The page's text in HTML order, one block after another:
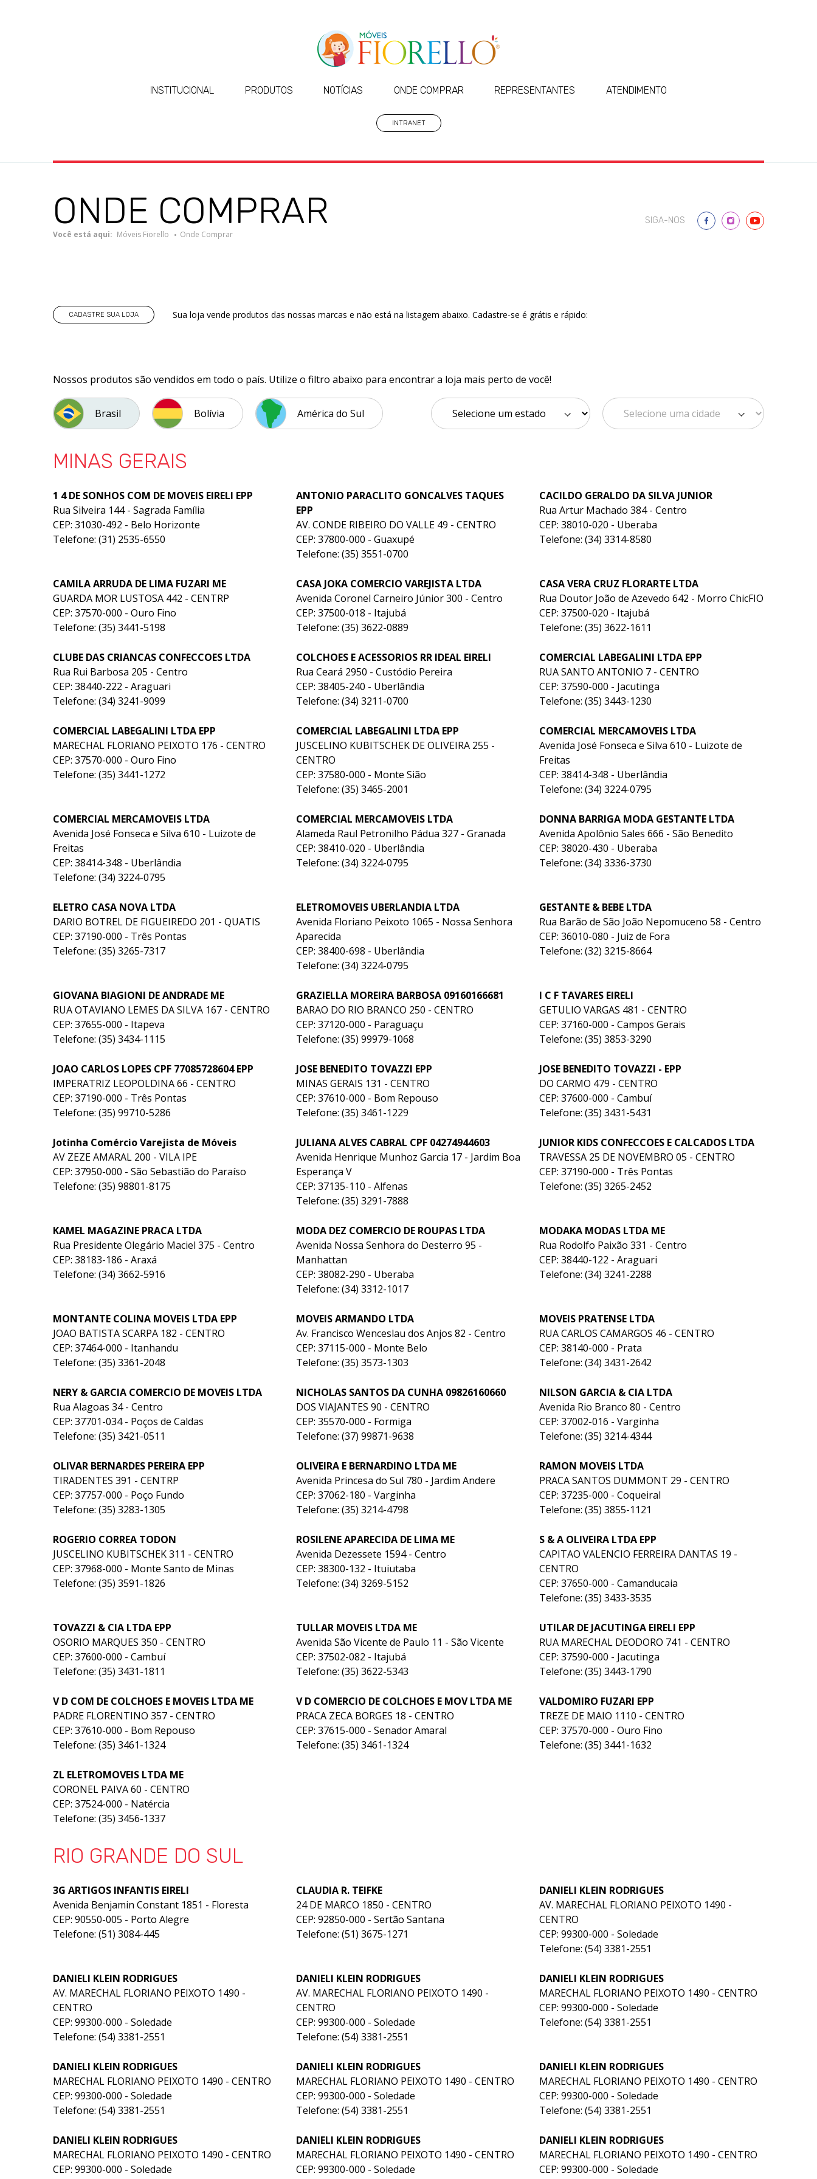
INSTITUCIONAL PRODUTOS NOTÍCIAS ONDE COMPRAR REPRESENTANTES ATENDIMENTO
INTRANET
ONDE COMPRAR
SIGA-NOS
Você está aqui: Móveis Fiorello Onde Comprar
CADASTRE SUA LOJA Sua loja vende produtos das nossas marcas e não está na listagem abaixo. Cadastre-se é grátis e rápido:
Nossos produtos são vendidos em todo o país. Utilize o filtro abaixo para encontrar a loja mais perto de você!
Brasil Bolívia América do Sul
MINAS GERAIS
1 4 DE SONHOS COM DE MOVEIS EIRELI EPP
Rua Silveira 144 - Sagrada Família
CEP: 31030-492 - Belo Horizonte
Telefone: (31) 2535-6550
ANTONIO PARACLITO GONCALVES TAQUES
EPP
AV. CONDE RIBEIRO DO VALLE 49 - CENTRO
CEP: 37800-000 - Guaxupé
Telefone: (35) 3551-0700
CACILDO GERALDO DA SILVA JUNIOR
Rua Artur Machado 384 - Centro
CEP: 38010-020 - Uberaba
Telefone: (34) 3314-8580
CAMILA ARRUDA DE LIMA FUZARI ME
GUARDA MOR LUSTOSA 442 - CENTRP
CEP: 37570-000 - Ouro Fino
Telefone: (35) 3441-5198
CASA JOKA COMERCIO VAREJISTA LTDA
Avenida Coronel Carneiro Júnior 300 - Centro
CEP: 37500-018 - Itajubá
Telefone: (35) 3622-0889
CASA VERA CRUZ FLORARTE LTDA
Rua Doutor João de Azevedo 642 - Morro ChicFIO
CEP: 37500-020 - Itajubá
Telefone: (35) 3622-1611
CLUBE DAS CRIANCAS CONFECCOES LTDA
Rua Rui Barbosa 205 - Centro
CEP: 38440-222 - Araguari
Telefone: (34) 3241-9099
COLCHOES E ACESSORIOS RR IDEAL EIRELI
Rua Ceará 2950 - Custódio Pereira
CEP: 38405-240 - Uberlândia
Telefone: (34) 3211-0700
COMERCIAL LABEGALINI LTDA EPP
RUA SANTO ANTONIO 7 - CENTRO
CEP: 37590-000 - Jacutinga
Telefone: (35) 3443-1230
COMERCIAL LABEGALINI LTDA EPP
MARECHAL FLORIANO PEIXOTO 176 - CENTRO
CEP: 37570-000 - Ouro Fino
Telefone: (35) 3441-1272
COMERCIAL LABEGALINI LTDA EPP
JUSCELINO KUBITSCHEK DE OLIVEIRA 255 -
CENTRO
CEP: 37580-000 - Monte Sião
Telefone: (35) 3465-2001
COMERCIAL MERCAMOVEIS LTDA
Avenida José Fonseca e Silva 610 - Luizote de
Freitas
CEP: 38414-348 - Uberlândia
Telefone: (34) 3224-0795
COMERCIAL MERCAMOVEIS LTDA
Avenida José Fonseca e Silva 610 - Luizote de
Freitas
CEP: 38414-348 - Uberlândia
Telefone: (34) 3224-0795
COMERCIAL MERCAMOVEIS LTDA
Alameda Raul Petronilho Pádua 327 - Granada
CEP: 38410-020 - Uberlândia
Telefone: (34) 3224-0795
DONNA BARRIGA MODA GESTANTE LTDA
Avenida Apolônio Sales 666 - São Benedito
CEP: 38020-430 - Uberaba
Telefone: (34) 3336-3730
ELETRO CASA NOVA LTDA
DARIO BOTREL DE FIGUEIREDO 201 - QUATIS
CEP: 37190-000 - Três Pontas
Telefone: (35) 3265-7317
ELETROMOVEIS UBERLANDIA LTDA
Avenida Floriano Peixoto 1065 - Nossa Senhora
Aparecida
CEP: 38400-698 - Uberlândia
Telefone: (34) 3224-0795
GESTANTE & BEBE LTDA
Rua Barão de São João Nepomuceno 58 - Centro
CEP: 36010-080 - Juiz de Fora
Telefone: (32) 3215-8664
GIOVANA BIAGIONI DE ANDRADE ME
RUA OTAVIANO LEMES DA SILVA 167 - CENTRO
CEP: 37655-000 - Itapeva
Telefone: (35) 3434-1115
GRAZIELLA MOREIRA BARBOSA 09160166681
BARAO DO RIO BRANCO 250 - CENTRO
CEP: 37120-000 - Paraguaçu
Telefone: (35) 99979-1068
I C F TAVARES EIRELI
GETULIO VARGAS 481 - CENTRO
CEP: 37160-000 - Campos Gerais
Telefone: (35) 3853-3290
JOAO CARLOS LOPES CPF 77085728604 EPP
IMPERATRIZ LEOPOLDINA 66 - CENTRO
CEP: 37190-000 - Três Pontas
Telefone: (35) 99710-5286
JOSE BENEDITO TOVAZZI EPP
MINAS GERAIS 131 - CENTRO
CEP: 37610-000 - Bom Repouso
Telefone: (35) 3461-1229
JOSE BENEDITO TOVAZZI - EPP
DO CARMO 479 - CENTRO
CEP: 37600-000 - Cambuí
Telefone: (35) 3431-5431
Jotinha Comércio Varejista de Móveis
AV ZEZE AMARAL 200 - VILA IPE
CEP: 37950-000 - São Sebastião do Paraíso
Telefone: (35) 98801-8175
JULIANA ALVES CABRAL CPF 04274944603
Avenida Henrique Munhoz Garcia 17 - Jardim Boa
Esperança V
CEP: 37135-110 - Alfenas
Telefone: (35) 3291-7888
JUNIOR KIDS CONFECCOES E CALCADOS LTDA
TRAVESSA 25 DE NOVEMBRO 05 - CENTRO
CEP: 37190-000 - Três Pontas
Telefone: (35) 3265-2452
KAMEL MAGAZINE PRACA LTDA
Rua Presidente Olegário Maciel 375 - Centro
CEP: 38183-186 - Araxá
Telefone: (34) 3662-5916
MODA DEZ COMERCIO DE ROUPAS LTDA
Avenida Nossa Senhora do Desterro 95 -
Manhattan
CEP: 38082-290 - Uberaba
Telefone: (34) 3312-1017
MODAKA MODAS LTDA ME
Rua Rodolfo Paixão 331 - Centro
CEP: 38440-122 - Araguari
Telefone: (34) 3241-2288
MONTANTE COLINA MOVEIS LTDA EPP
JOAO BATISTA SCARPA 182 - CENTRO
CEP: 37464-000 - Itanhandu
Telefone: (35) 3361-2048
MOVEIS ARMANDO LTDA
Av. Francisco Wenceslau dos Anjos 82 - Centro
CEP: 37115-000 - Monte Belo
Telefone: (35) 3573-1303
MOVEIS PRATENSE LTDA
RUA CARLOS CAMARGOS 46 - CENTRO
CEP: 38140-000 - Prata
Telefone: (34) 3431-2642
NERY & GARCIA COMERCIO DE MOVEIS LTDA
Rua Alagoas 34 - Centro
CEP: 37701-034 - Poços de Caldas
Telefone: (35) 3421-0511
NICHOLAS SANTOS DA CUNHA 09826160660
DOS VIAJANTES 90 - CENTRO
CEP: 35570-000 - Formiga
Telefone: (37) 99871-9638
NILSON GARCIA & CIA LTDA
Avenida Rio Branco 80 - Centro
CEP: 37002-016 - Varginha
Telefone: (35) 3214-4344
OLIVAR BERNARDES PEREIRA EPP
TIRADENTES 391 - CENTRP
CEP: 37757-000 - Poço Fundo
Telefone: (35) 3283-1305
OLIVEIRA E BERNARDINO LTDA ME
Avenida Princesa do Sul 780 - Jardim Andere
CEP: 37062-180 - Varginha
Telefone: (35) 3214-4798
RAMON MOVEIS LTDA
PRACA SANTOS DUMMONT 29 - CENTRO
CEP: 37235-000 - Coqueiral
Telefone: (35) 3855-1121
ROGERIO CORREA TODON
JUSCELINO KUBITSCHEK 311 - CENTRO
CEP: 37968-000 - Monte Santo de Minas
Telefone: (35) 3591-1826
ROSILENE APARECIDA DE LIMA ME
Avenida Dezessete 1594 - Centro
CEP: 38300-132 - Ituiutaba
Telefone: (34) 3269-5152
S & A OLIVEIRA LTDA EPP
CAPITAO VALENCIO FERREIRA DANTAS 19 -
CENTRO
CEP: 37650-000 - Camanducaia
Telefone: (35) 3433-3535
TOVAZZI & CIA LTDA EPP
OSORIO MARQUES 350 - CENTRO
CEP: 37600-000 - Cambuí
Telefone: (35) 3431-1811
TULLAR MOVEIS LTDA ME
Avenida São Vicente de Paulo 11 - São Vicente
CEP: 37502-082 - Itajubá
Telefone: (35) 3622-5343
UTILAR DE JACUTINGA EIRELI EPP
RUA MARECHAL DEODORO 741 - CENTRO
CEP: 37590-000 - Jacutinga
Telefone: (35) 3443-1790
V D COM DE COLCHOES E MOVEIS LTDA ME
PADRE FLORENTINO 357 - CENTRO
CEP: 37610-000 - Bom Repouso
Telefone: (35) 3461-1324
V D COMERCIO DE COLCHOES E MOV LTDA ME
PRACA ZECA BORGES 18 - CENTRO
CEP: 37615-000 - Senador Amaral
Telefone: (35) 3461-1324
VALDOMIRO FUZARI EPP
TREZE DE MAIO 1110 - CENTRO
CEP: 37570-000 - Ouro Fino
Telefone: (35) 3441-1632
ZL ELETROMOVEIS LTDA ME
CORONEL PAIVA 60 - CENTRO
CEP: 37524-000 - Natércia
Telefone: (35) 3456-1337
RIO GRANDE DO SUL
3G ARTIGOS INFANTIS EIRELI
Avenida Benjamin Constant 1851 - Floresta
CEP: 90550-005 - Porto Alegre
Telefone: (51) 3084-445
CLAUDIA R. TEIFKE
24 DE MARCO 1850 - CENTRO
CEP: 92850-000 - Sertão Santana
Telefone: (51) 3675-1271
DANIELI KLEIN RODRIGUES
AV. MARECHAL FLORIANO PEIXOTO 1490 -
CENTRO
CEP: 99300-000 - Soledade
Telefone: (54) 3381-2551
DANIELI KLEIN RODRIGUES
AV. MARECHAL FLORIANO PEIXOTO 1490 -
CENTRO
CEP: 99300-000 - Soledade
Telefone: (54) 3381-2551
DANIELI KLEIN RODRIGUES
AV. MARECHAL FLORIANO PEIXOTO 1490 -
CENTRO
CEP: 99300-000 - Soledade
Telefone: (54) 3381-2551
DANIELI KLEIN RODRIGUES
MARECHAL FLORIANO PEIXOTO 1490 - CENTRO
CEP: 99300-000 - Soledade
Telefone: (54) 3381-2551
DANIELI KLEIN RODRIGUES
MARECHAL FLORIANO PEIXOTO 1490 - CENTRO
CEP: 99300-000 - Soledade
Telefone: (54) 3381-2551
DANIELI KLEIN RODRIGUES
MARECHAL FLORIANO PEIXOTO 1490 - CENTRO
CEP: 99300-000 - Soledade
Telefone: (54) 3381-2551
DANIELI KLEIN RODRIGUES
MARECHAL FLORIANO PEIXOTO 1490 - CENTRO
CEP: 99300-000 - Soledade
Telefone: (54) 3381-2551
DANIELI KLEIN RODRIGUES
MARECHAL FLORIANO PEIXOTO 1490 - CENTRO
CEP: 99300-000 - Soledade
DANIELI KLEIN RODRIGUES
MARECHAL FLORIANO PEIXOTO 1490 - CENTRO
CEP: 99300-000 - Soledade
DANIELI KLEIN RODRIGUES
MARECHAL FLORIANO PEIXOTO 1490 - CENTRO
CEP: 99300-000 - Soledade